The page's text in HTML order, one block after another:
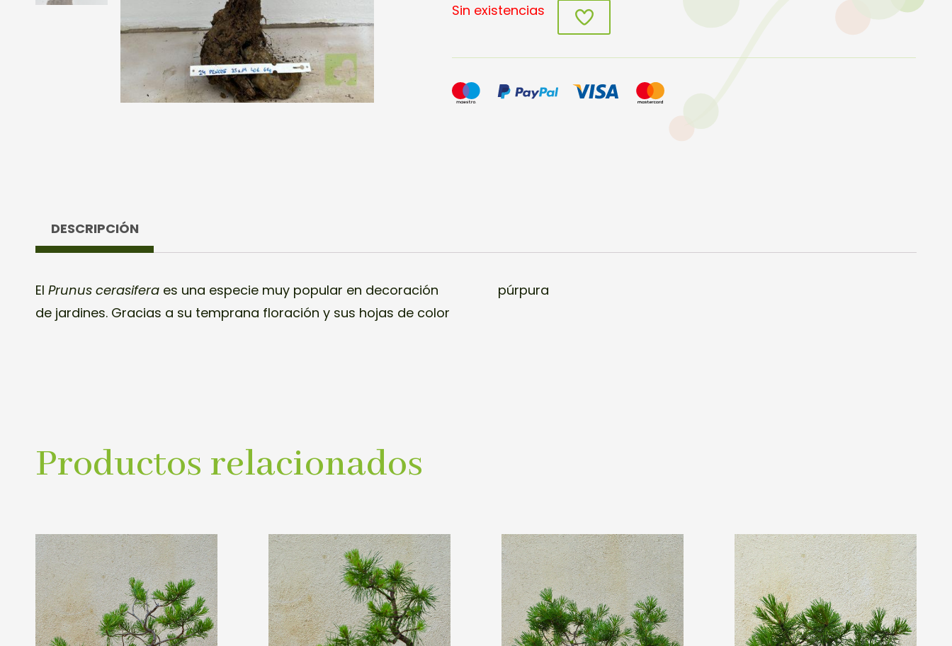
Sin existencias
DESCRIPCIÓN
El Prunus cerasifera es una especie muy popular en decoración
de jardines. Gracias a su temprana floración y sus hojas de color
púrpura
Productos relacionados